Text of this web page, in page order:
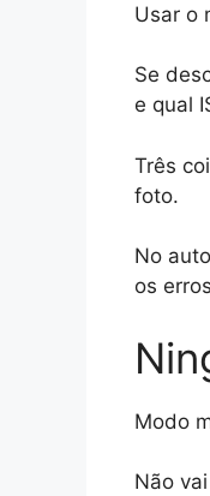
s
A
p
Usar o
Se
e qual
Três
foto.
No
os
Modo
Não